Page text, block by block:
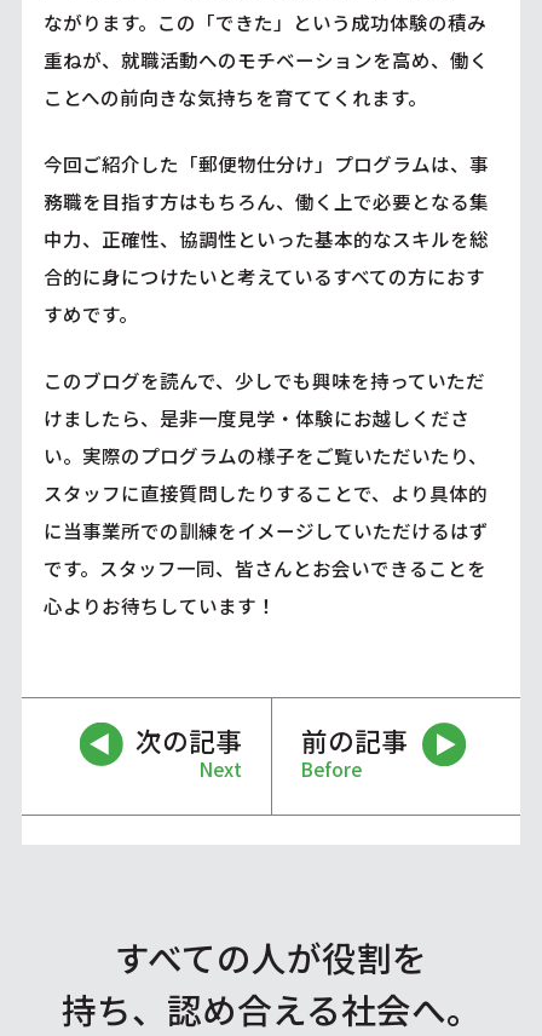
ながります。この「できた」という成功体験の積み
重ねが、就職活動へのモチベーションを高め、働く
ことへの前向きな気持ちを育ててくれます。
今回ご紹介した「郵便物仕分け」プログラムは、事
務職を目指す方はもちろん、働く上で必要となる集
中力、正確性、協調性といった基本的なスキルを総
合的に身につけたいと考えているすべての方におす
すめです。
このブログを読んで、少しでも興味を持っていただ
けましたら、是非一度見学・体験にお越しくださ
い。実際のプログラムの様子をご覧いただいたり、
スタッフに直接質問したりすることで、より具体的
に当事業所での訓練をイメージしていただけるはず
です。スタッフ一同、皆さんとお会いできることを
心よりお待ちしています！
次の記事
Next
前の記事
Before
すべての人が役割を
持ち、認め合える社会へ。